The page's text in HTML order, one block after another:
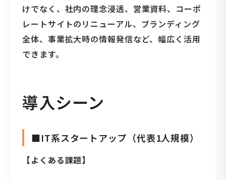
けでなく、社内の理念浸透、営業資料、コーポ
レートサイトのリニューアル、ブランディング
全体、事業拡大時の情報発信など、幅広く活用
できます。
導入シーン
■IT系スタートアップ（代表1人規模）
【よくある課題】